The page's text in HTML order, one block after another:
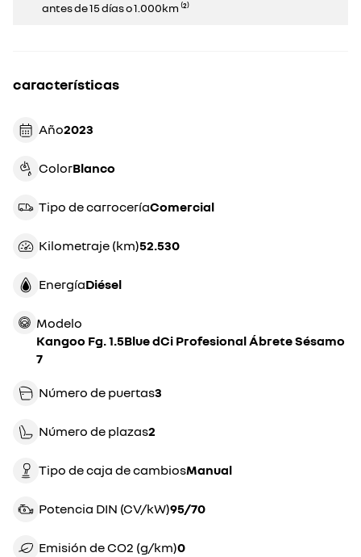
antes de 15 días o 1.000km ⁽²⁾
características
Año 2023
Color blanco
Tipo de carrocería comercial
Kilometraje (km) 52.530
Energía diésel
Modelo
Kangoo Fg. 1.5Blue dCi Profesional Ábrete Sésamo
7
Número de puertas3
Número de plazas2
Tipo de caja de cambios manual
Potencia DIN (CV/kW) 95/70
Emisión de CO2 (g/km)0